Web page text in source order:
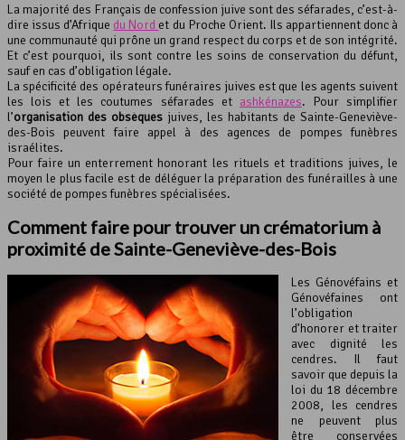
La majorité des Français de confession juive sont des séfarades, c’est-à-
dire issus d’Afrique du Nord et du Proche Orient. Ils appartiennent donc à
une communauté qui prône un grand respect du corps et de son intégrité.
Et c’est pourquoi, ils sont contre les soins de conservation du défunt,
sauf en cas d’obligation légale.
La spécificité des opérateurs funéraires juives est que les agents suivent
les lois et les coutumes séfarades et ashkénazes. Pour simplifier
l’organisation des obsèques juives, les habitants de Sainte-Geneviève-
des-Bois peuvent faire appel à des agences de pompes funèbres
israélites.
Pour faire un enterrement honorant les rituels et traditions juives, le
moyen le plus facile est de déléguer la préparation des funérailles à une
société de pompes funèbres spécialisées.
Comment faire pour trouver un crématorium à
proximité de Sainte-Geneviève-des-Bois
Les Génovéfains et
Génovéfaines ont
l’obligation
d’honorer et traiter
avec dignité les
cendres. Il faut
savoir que depuis la
loi du 18 décembre
2008, les cendres
ne peuvent plus
être conservées